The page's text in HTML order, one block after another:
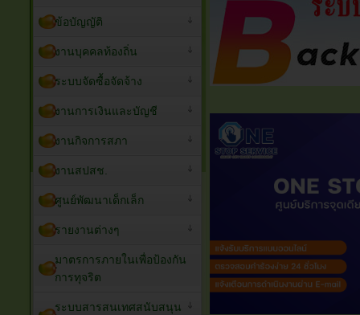
ข้อบัญญัติ
งานบุคคลท้องถิ่น
ระบบจัดซื้อจัดจ้าง
งานการเงินและบัญชี
งานกิจการสภา
งานสปสช.
ศูนย์พัฒนาเด็กเล็ก
รายงานต่างๆ
มาตรการภายในเพื่อป้องกัน
การทุจริต
ระบบสารสนเทศสนับสนุน